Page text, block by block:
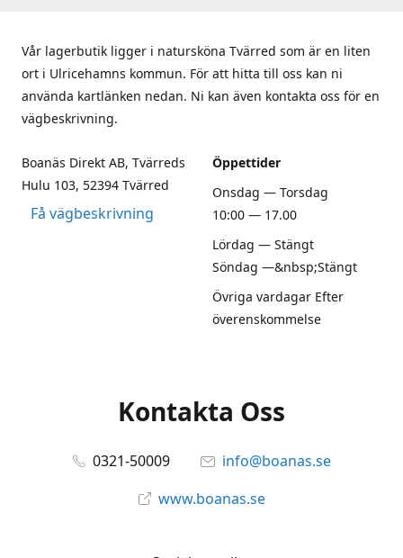
Vår lagerbutik ligger i natursköna Tvärred som är en liten
ort i Ulricehamns kommun. För att hitta till oss kan ni
använda kartlänken nedan. Ni kan även kontakta oss för en
vägbeskrivning.
Boanäs Direkt AB, Tvärreds
Hulu 103, 52394 Tvärred
Få vägbeskrivning
Öppettider
Onsdag — Torsdag
10:00 — 17.00
Lördag — Stängt
Söndag —&nbsp;Stängt
Övriga vardagar Efter
överenskommelse
Kontakta Oss
0321-50009
info@boanas.se
www.boanas.se